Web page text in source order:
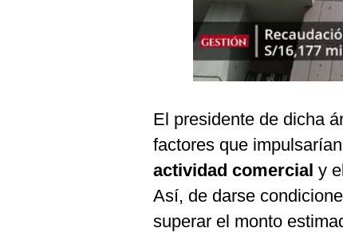
El presidente de dicha
factores que
actividad comercial y
Así, de darse
superar el monto